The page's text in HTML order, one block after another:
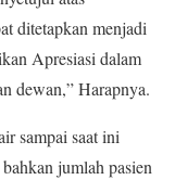
ditetapkan menjadi
Apresiasi dalam
dewan,” Harapnya.
sampai saat ini
jumlah pasien